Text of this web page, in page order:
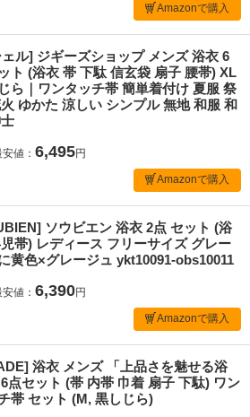
Amazonで購入
ル] ジギーズショップ メンズ 浴衣 6
ト (浴衣 帯 下駄 信玄袋 扇子 腰帯) XL
ら｜ワンタッチ帯 簡単着付け 夏服 祭
火 ゆかた 涼しい シンプル 無地 和服 和
値： 6,495円
Amazonで購入
ソウビエン 浴衣 2点 セット (浴
帯) レディース フリーサイズ グレー
黄色×グレージュ ykt10091-obs10011
値： 6,390円
Amazonで購入
浴衣 メンズ 「上品さを魅せる浴
点セット (帯 内帯 巾着 扇子 下駄) ワン
帯 セット (M, 黒しじら)